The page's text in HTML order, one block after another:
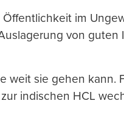
im
von guten
weit sie gehen kann.
indischen HCL